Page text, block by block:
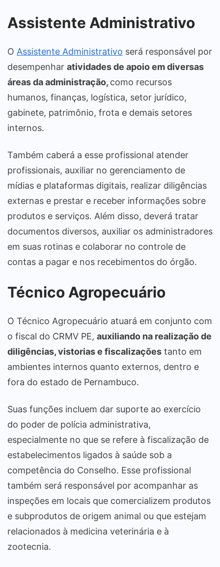
Assistente Administrativo
O Assistente Administrativo será responsável por
desempenhar atividades de apoio em diversas
áreas da administração, como recursos
humanos, finanças, logística, setor jurídico,
gabinete, patrimônio, frota e demais setores
internos.
Também caberá a esse profissional atender
profissionais, auxiliar no gerenciamento de
mídias e plataformas digitais, realizar diligências
externas e prestar e receber informações sobre
produtos e serviços. Além disso, deverá tratar
documentos diversos, auxiliar os administradores
em suas rotinas e colaborar no controle de
contas a pagar e nos recebimentos do órgão.
Técnico Agropecuário
O Técnico Agropecuário atuará em conjunto com
o fiscal do CRMV PE, auxiliando na realização de
diligências, vistorias e fiscalizações tanto em
ambientes internos quanto externos, dentro e
fora do estado de Pernambuco.
Suas funções incluem dar suporte ao exercício
do poder de polícia administrativa,
especialmente no que se refere à fiscalização de
estabelecimentos ligados à saúde sob a
competência do Conselho. Esse profissional
também será responsável por acompanhar as
inspeções em locais que comercializem produtos
e subprodutos de origem animal ou que estejam
relacionados à medicina veterinária e à
zootecnia.